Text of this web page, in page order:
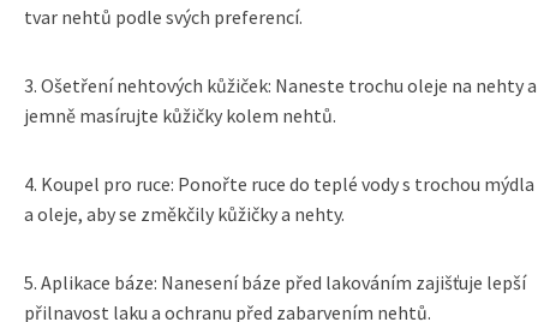
tvar nehtů podle svých preferencí.
3. Ošetření nehtových kůžiček: Naneste trochu oleje na nehty a
jemně masírujte kůžičky kolem nehtů.
4. Koupel pro ruce: Ponořte ruce do teplé vody s trochou mýdla
a oleje, aby se změkčily kůžičky a nehty.
5. Aplikace báze: Nanesení báze před lakováním zajišťuje lepší
přilnavost laku a ochranu před zabarvením nehtů.